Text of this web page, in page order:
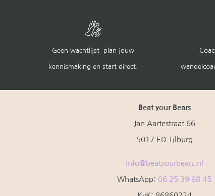
Geen wachtlijst: plan jouw
kennismaking en start direct.
Beat your Bears
Jan Aartestraat 66
5017 ED Tilburg
info@beatyourbears.nl
WhatsApp: 06 25 39 98 45